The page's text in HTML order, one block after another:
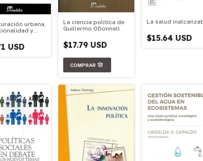
urbana,
y
y
USD
La ciencia política de
Guillermo ODonnell
$17.79 USD
La salud
$15.64 USD